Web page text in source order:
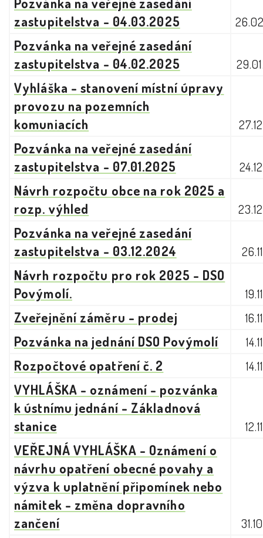
zastupitelstva - 04.03.2025
Pozvánka na veřejné zasedání
zastupitelstva - 04.02.2025
Vyhláška - stanovení místní úpravy
provozu na pozemních
komuniacích
Pozvánka na veřejné zasedání
zastupitelstva - 07.01.2025
Návrh rozpočtu obce na rok 2025 a
rozp. výhled
Pozvánka na veřejné zasedání
zastupitelstva - 03.12.2024
Návrh rozpočtu pro rok 2025 - DSO
Povýmolí.
Zveřejnění záměru - prodej
Pozvánka na jednání DSO Povýmolí
Rozpočtové opatření č. 2
VYHLÁŠKA - oznámení - pozvánka
k ústnímu jednání - Základnová
stanice
VEŘEJNÁ VYHLÁŠKA - Oznámení o
návrhu opatření obecné povahy a
výzva k uplatnění připomínek nebo
námitek - změna dopravního
zančení